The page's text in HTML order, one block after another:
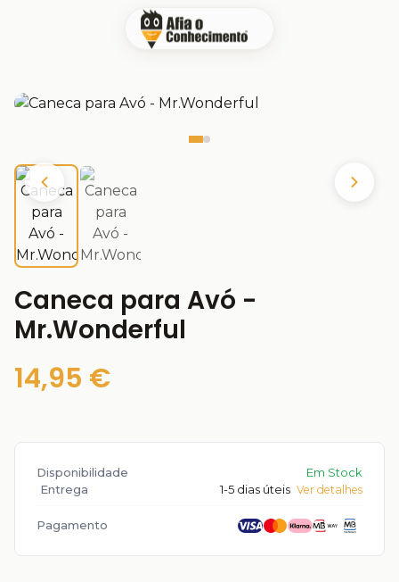
Caneca para Avó -
Mr.Wonderful
14,95 €
Disponibilidade
Em Stock
Entrega
1-5 dias úteis Ver detalhes
Pagamento